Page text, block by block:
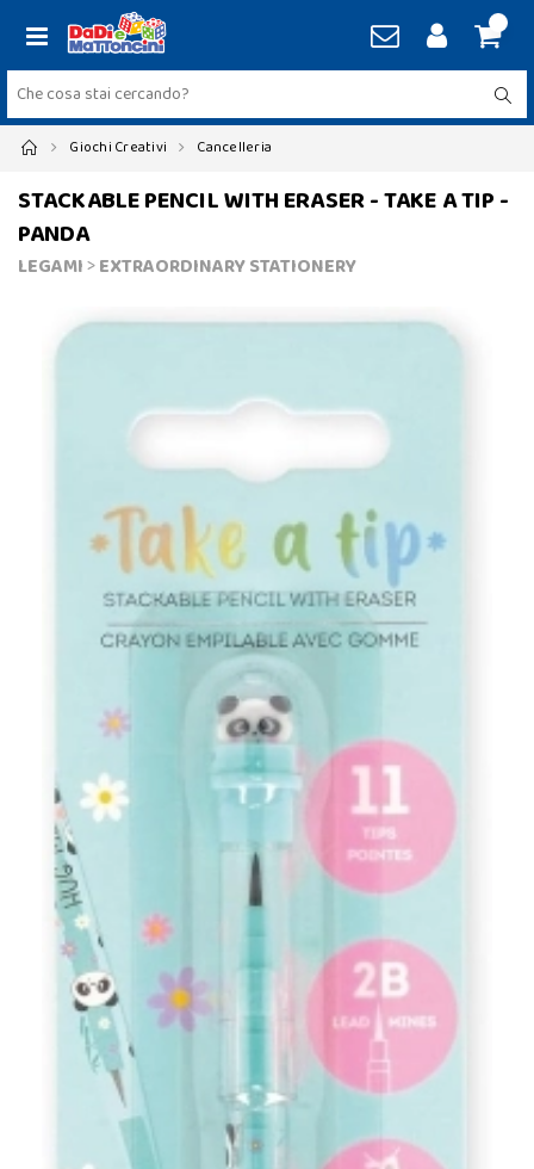
Giochi Creativi Cancelleria
STACKABLE PENCIL WITH ERASER - TAKE A TIP -
PANDA
LEGAMI>EXTRAORDINARY STATIONERY